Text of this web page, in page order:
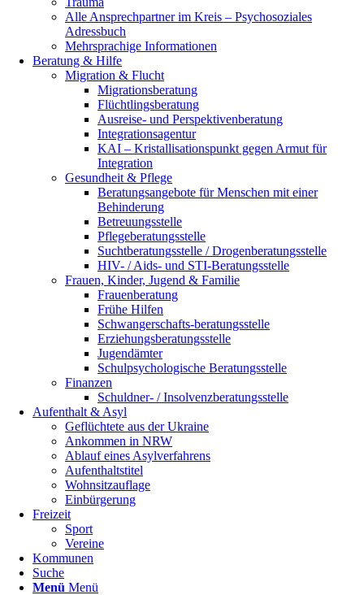
Alle Ansprechpartner im Kreis – Psychosoziales
Adressbuch
Mehrsprachige Informationen
Beratung & Hilfe
Migration & Flucht
Migrationsberatung
Flüchtlingsberatung
Ausreise- und Perspektivenberatung
Integrationsagentur
KAI – Kristallisationspunkt gegen Armut für
Integration
Gesundheit & Pflege
Beratungsangebote für Menschen mit einer
Behinderung
Betreuungsstelle
Pflegeberatungsstelle
Suchtberatungsstelle / Drogenberatungsstelle
HIV- / Aids- und STI-Beratungsstelle
Frauen, Kinder, Jugend & Familie
Frauenberatung
Frühe Hilfen
Schwangerschafts-beratungsstelle
Erziehungsberatungsstelle
Jugendämter
Schulpsychologische Beratungsstelle
Finanzen
Schuldner- / Insolvenzberatungsstelle
Aufenthalt & Asyl
Geflüchtete aus der Ukraine
Ankommen in NRW
Ablauf eines Asylverfahrens
Aufenthaltstitel
Wohnsitzauflage
Einbürgerung
Freizeit
Sport
Vereine
Kommunen
Suche
Menü Menü